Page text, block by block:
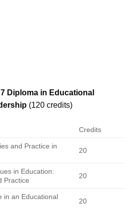
Diploma in Educational
(120 credits)
Credits
and Practice in
20
in Education:
Practice
20
in an Educational
20